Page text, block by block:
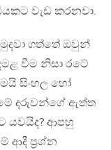
වැඩ කරනවා.
ගත්තේ ඔවුන්
වීම නිසා රටේ
සිංහල හෝ
දරුවන්ගේ ඇත්ත
යවයිද? ආපහු
ආදී ප්‍රශ්න